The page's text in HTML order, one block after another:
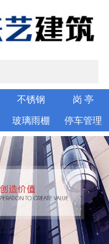
不锈钢 岗 亭
玻璃雨棚 停车管理